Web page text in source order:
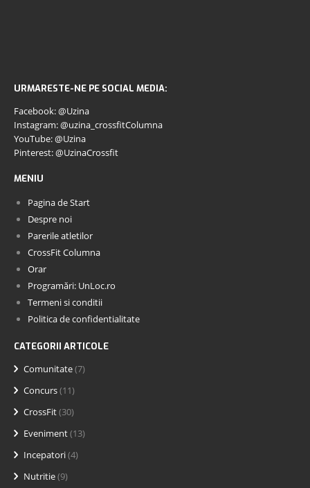
URMARESTE-NE PE SOCIAL MEDIA:
Facebook: @Uzina
Instagram: @uzina_crossfitColumna
YouTube: @Uzina
Pinterest: @UzinaCrossfit
MENIU
Pagina de Start
Despre noi
Parerile atletilor
CrossFit Columna
Orar
Programări: UnLoc.ro
Termeni si conditii
Politica de confidentialitate
CATEGORII ARTICOLE
Comunitate(7)
Concurs(11)
CrossFit(30)
Eveniment(13)
Incepatori(4)
Nutritie(9)